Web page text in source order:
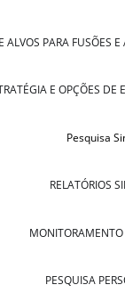
ALVOS PARA FUSÕES
E OPÇÕES
Pesquisa
RELATÓRIOS
PESQUISA